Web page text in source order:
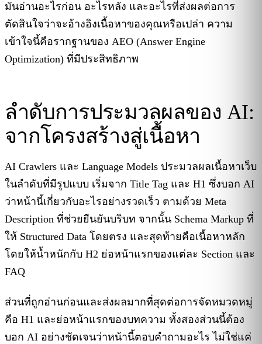
มันอ่านอะไรก่อน อะไรหลัง และอะไรที่ส่งผลต่อการ
ตัดสินใจว่าจะอ้างอิงเนื้อหาของคุณหรือเปล่า ความ
เข้าใจนี้คือรากฐานของ AEO (Answer Engine
Optimization) ที่มีประสิทธิภาพ
ลำดับการประมวลผลของ AI:
จากโครงสร้างสู่เนื้อหา
AI Crawlers และ Language Models ประมวลผลเนื้อหาเว็บ
ในลำดับที่มีรูปแบบ เริ่มจาก Title Tag และ H1 ซึ่งบอก AI
ว่าหน้านี้เกี่ยวกับอะไรอย่างรวดเร็ว ตามด้วย Meta
Description ที่ช่วยยืนยันบริบท จากนั้น Schema Markup ที่
ให้ Structured Data โดยตรง และสุดท้ายคือเนื้อหาหลัก
โดยให้น้ำหนักกับ H2 ย่อหน้าแรกของแต่ละ Section และ
FAQ
ส่วนที่ถูกอ่านก่อนและส่งผลมากที่สุดต่อการจัดหมวดหมู่
คือ H1 และย่อหน้าแรกของบทความ ทั้งสองส่วนนี้ต้อง
บอก AI อย่างชัดเจนว่าหน้านี้ตอบคำถามอะไร ไม่ใช่แค่